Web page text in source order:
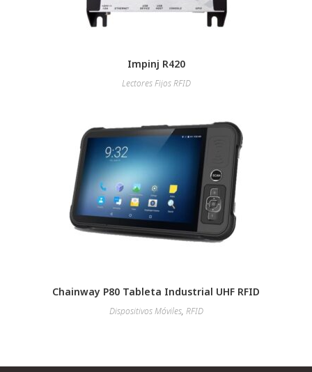
Impinj R420
Lectores Fijos RFID
Chainway P80 Tableta Industrial UHF RFID
Dispositivos Móviles, RFID